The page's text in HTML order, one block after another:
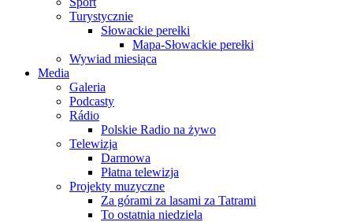
Turystycznie
Słowackie perełki
Mapa-Słowackie perełki
Wywiad miesiąca
Media
Galeria
Podcasty
Rádio
Polskie Radio na żywo
Telewizja
Darmowa
Płatna telewizja
Projekty muzyczne
Za górami za lasami za Tatrami
To ostatnia niedziela